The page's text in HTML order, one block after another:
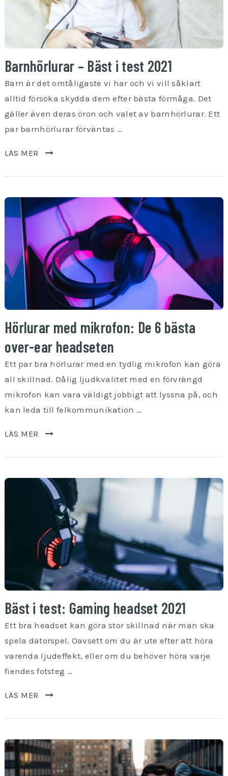
Barnhörlurar – Bäst i test 2021
Barn är det omtåligaste vi har och vi vill såklart
alltid försöka skydda dem efter bästa förmåga. Det
gäller även deras öron och valet av barnhörlurar. Ett
par barnhörlurar förväntas …
LÄS MER
Hörlurar med mikrofon: De 6 bästa
over-ear headseten
Ett par bra hörlurar med en tydlig mikrofon kan göra
all skillnad. Dålig ljudkvalitet med en förvrängd
mikrofon kan vara väldigt jobbigt att lyssna på, och
kan leda till felkommunikation …
LÄS MER
Bäst i test: Gaming headset 2021
Ett bra headset kan göra stor skillnad när man ska
spela datorspel. Oavsett om du är ute efter att höra
varenda ljudeffekt, eller om du behöver höra varje
fiendes fotsteg …
LÄS MER